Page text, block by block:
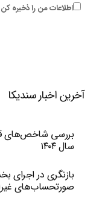
اطلاعات من را ذخیره کن
آخرین اخبار سندیکا
بررسی شاخص‌های
سال ۱۴۰۴
بازنگری در اجرای
صورتحساب‌های